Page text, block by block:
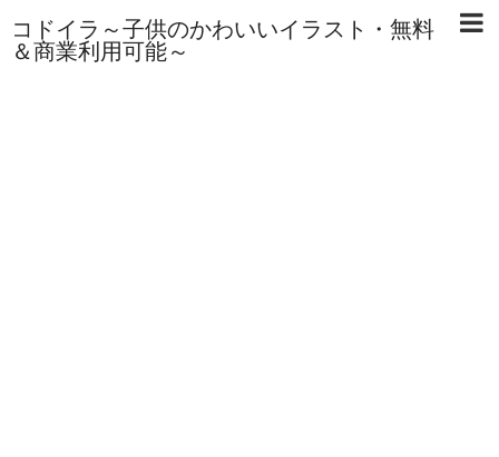
コドイラ～子供のかわいいイラスト・無料
＆商業利用可能～